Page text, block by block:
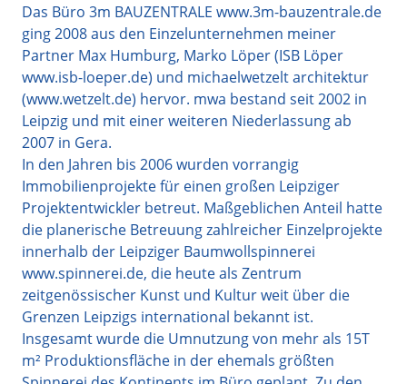
Das Büro 3m BAUZENTRALE www.3m-bauzentrale.de
ging 2008 aus den Einzelunternehmen meiner
Partner Max Humburg, Marko Löper (ISB Löper
www.isb-loeper.de) und michaelwetzelt architektur
(www.wetzelt.de) hervor. mwa bestand seit 2002 in
Leipzig und mit einer weiteren Niederlassung ab
2007 in Gera.
In den Jahren bis 2006 wurden vorrangig
Immobilienprojekte für einen großen Leipziger
Projektentwickler betreut. Maßgeblichen Anteil hatte
die planerische Betreuung zahlreicher Einzelprojekte
innerhalb der Leipziger Baumwollspinnerei
www.spinnerei.de, die heute als Zentrum
zeitgenössischer Kunst und Kultur weit über die
Grenzen Leipzigs international bekannt ist.
Insgesamt wurde die Umnutzung von mehr als 15T
m² Produktionsfläche in der ehemals größten